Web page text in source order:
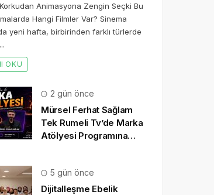
Korkudan Animasyona Zengin Seçki Bu
Hangi Filmler Var? Sinema
yeni hafta, birbirinden farklı türlerde
OKU
2 gün önce
Mürsel Ferhat Sağlam
Tek Rumeli Tv’de Marka
Atölyesi Programına
5 gün önce
Dijitalleşme Ebelik